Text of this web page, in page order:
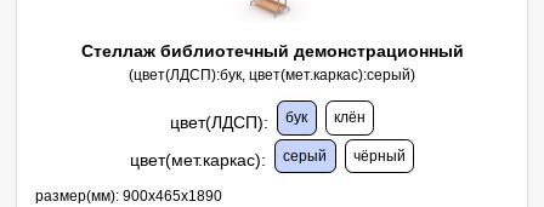
Стеллаж библиотечный демонстрационный
(цвет(ЛДСП):бук, цвет(мет.каркас):серый)
цвет(ЛДСП): бук клён
цвет(мет.каркас): серый чёрный
размер(мм): 900х465х1890